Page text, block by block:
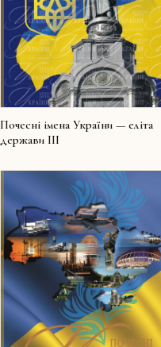
Почесні імена України — еліта
держави III